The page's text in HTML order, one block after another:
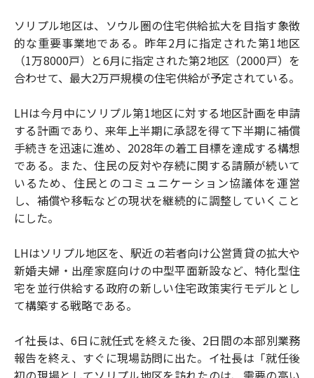
ソリプル地区は、ソウル圏の住宅供給拡大を目指す象徴
的な重要事業地である。昨年2月に指定された第1地区
（1万8000戸）と6月に指定された第2地区（2000戸）を
合わせて、最大2万戸規模の住宅供給が予定されている。
LHは今月中にソリプル第1地区に対する地区計画を申請
する計画であり、来年上半期に承認を得て下半期に補償
手続きを迅速に進め、2028年の着工目標を達成する構想
である。また、住民の反対や存続に関する請願が続いて
いるため、住民とのコミュニケーション協議体を運営
し、補償や移転などの現状を継続的に調整していくこと
にした。
LHはソリプル地区を、駅近の若者向け公営賃貸の拡大や
新婚夫婦・出産家庭向けの中型平面新設など、特化型住
宅を並行供給する政府の新しい住宅政策実行モデルとし
て構築する戦略である。
イ社長は、6日に就任式を終えた後、2日間の本部別業務
報告を終え、すぐに現場訪問に出た。イ社長は「就任後